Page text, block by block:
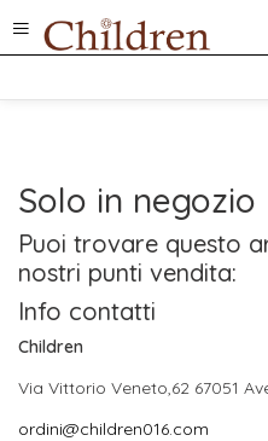
Solo in negozio
Puoi trovare questo
nostri punti vendita:
Info contatti
Children
Via Vittorio Veneto,62 67051
ordini@children016.com